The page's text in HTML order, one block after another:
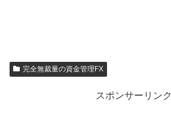
完全無裁量の資金管理FX
スポンサーリンク